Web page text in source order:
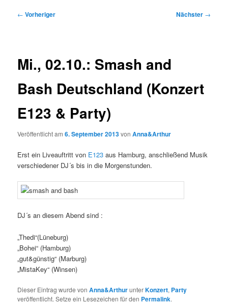
Beitragsnavigation
← Vorheriger Nächster →
Mi., 02.10.: Smash and
Bash Deutschland (Konzert
E123 & Party)
Veröffentlicht am6. September 2013vonAnna&Arthur
Erst ein Liveauftritt von E123 aus Hamburg, anschließend Musik
verschiedener DJ´s bis in die Morgenstunden.
DJ´s an diesem Abend sind :
„Thedi“(Lüneburg)
„Bohei“ (Hamburg)
„gut&günstig“ (Marburg)
„MistaKey“ (Winsen)
Dieser Eintrag wurde vonAnna&ArthurunterKonzert, Party
veröffentlicht. Setze ein Lesezeichen für den Permalink.